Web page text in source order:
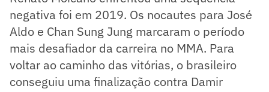
negativa foi em 2019. Os nocautes para José
Aldo e Chan Sung Jung marcaram o período
mais desafiador da carreira no MMA. Para
voltar ao caminho das vitórias, o brasileiro
conseguiu uma finalização contra Damir